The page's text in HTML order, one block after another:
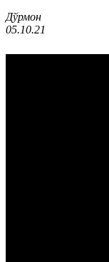
Дўрмон
05.10.21